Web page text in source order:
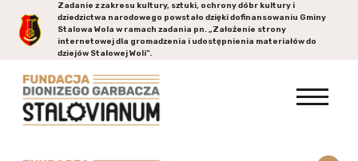
Zadanie z zakresu kultury, sztuki, ochrony dóbr kultury i
dziedzictwa narodowego powstało dzięki dofinansowaniu Gminy
Stalowa Wolaw ramach zadania pn. „Założenie strony
internetowej dla gromadzenia i udostępnienia materiałów do
dziejów Stalowej Woli”.